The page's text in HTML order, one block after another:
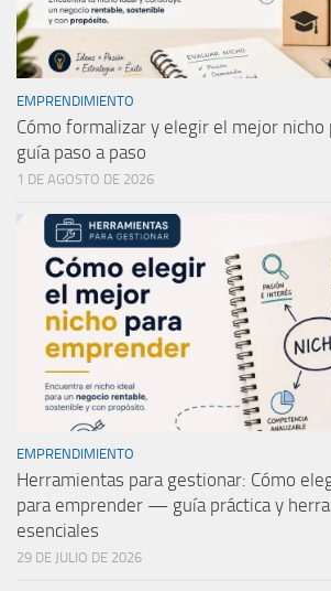
EMPRENDIMIENTO
Cómo formalizar y elegir el mejor nicho
guía paso a paso
1 DE AGOSTO DE 2026
EMPRENDIMIENTO
Herramientas para gestionar: Cómo
para emprender — guía práctica y
esenciales
29 DE JULIO DE 2026